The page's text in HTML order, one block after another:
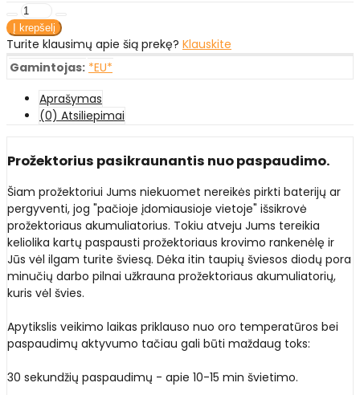
Turite klausimų apie šią prekę? Klauskite
Gamintojas: *EU*
Aprašymas
(0) Atsiliepimai
Prožektorius pasikraunantis nuo paspaudimo.
Šiam prožektoriui Jums niekuomet nereikės pirkti baterijų ar
pergyventi, jog "pačioje įdomiausioje vietoje" išsikrovė
prožektoriaus akumuliatorius. Tokiu atveju Jums tereikia
keliolika kartų paspausti prožektoriaus krovimo rankenėlę ir
Jūs vėl ilgam turite šviesą. Dėka itin taupių šviesos diodų pora
minučių darbo pilnai užkrauna prožektoriaus akumuliatorių,
kuris vėl švies.
Apytikslis veikimo laikas priklauso nuo oro temperatūros bei
paspaudimų aktyvumo tačiau gali būti maždaug toks:
30 sekundžių paspaudimų - apie 10-15 min švietimo.